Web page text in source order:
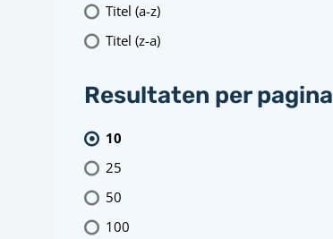
Titel (a-z)
Titel (z-a)
Resultaten per pagina
10
25
50
100